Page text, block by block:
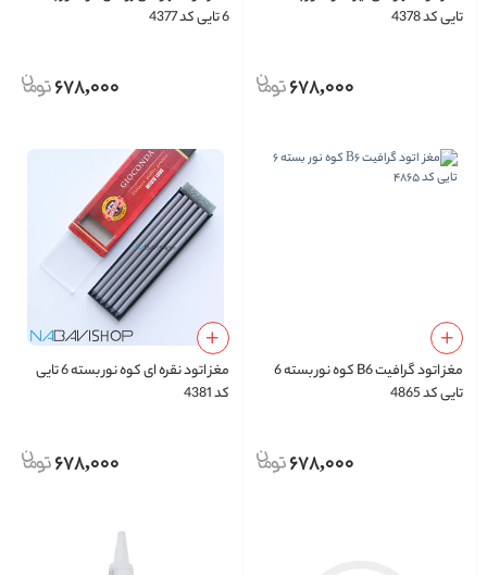
تایی کد 4378
678,000
6 تایی کد 4377
678,000
مغز اتود گرافیت B6 کوه نور بسته 6
تایی کد 4865
678,000
مغز اتود نقره ای کوه نور بسته 6 تایی
کد 4381
678,000